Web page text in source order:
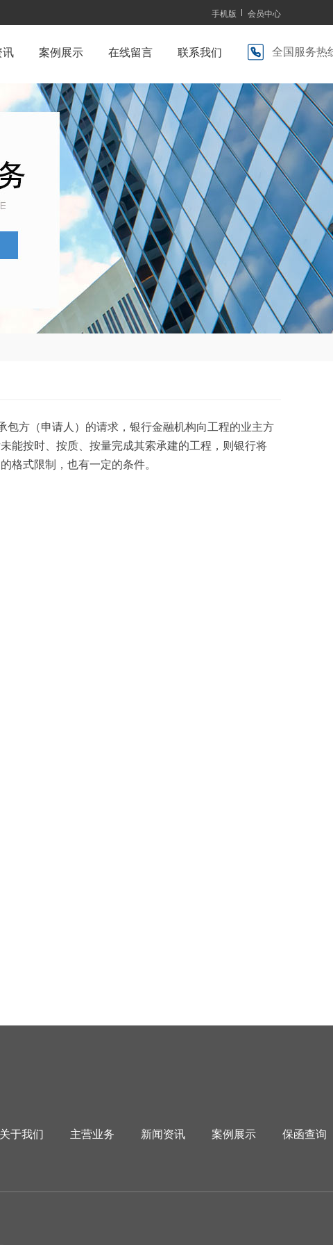
手机版 会员中心
讯 案例展示 在线留言 联系我们 全国服务热
方（申请人）的请求，银行金融机构向工程的业主方
能按时、按质、按量完成其索承建的工程，则银行将
格式限制，也有一定的条件。
关于我们 主营业务 新闻资讯 案例展示 保函查询